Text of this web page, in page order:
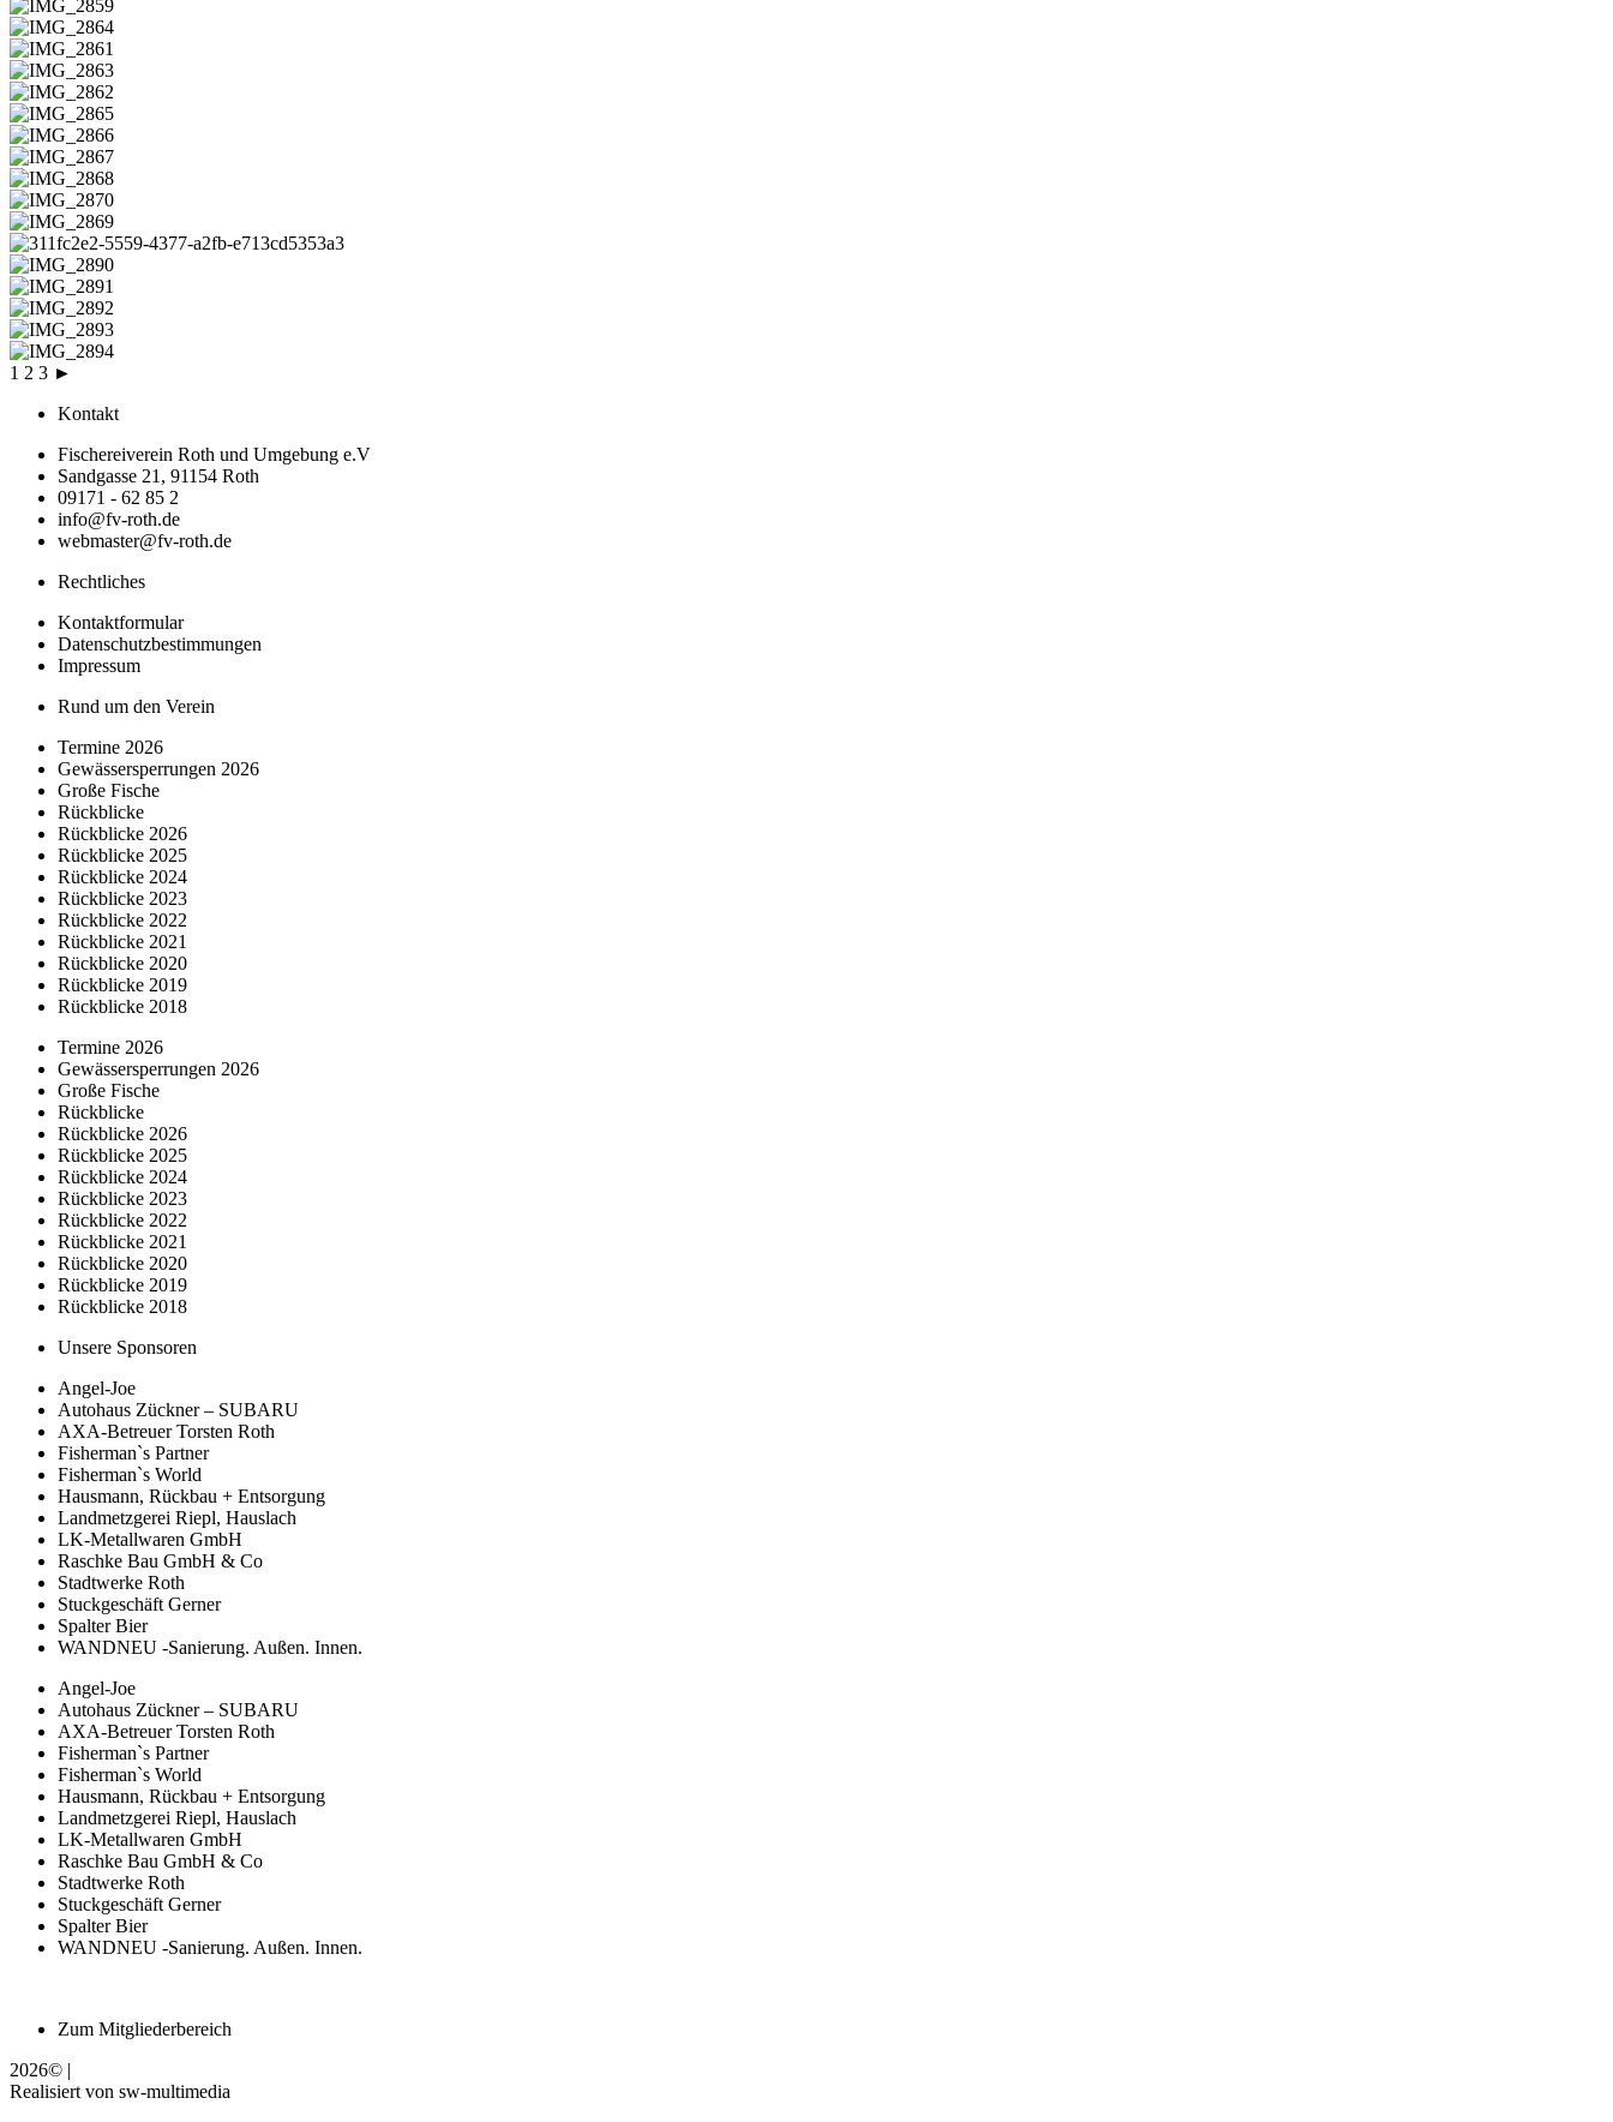
1 2 3 ►
Kontakt
Fischereiverein Roth und Umgebung e.V
Sandgasse 21, 91154 Roth
09171 - 62 85 2
info@fv-roth.de
webmaster@fv-roth.de
Rechtliches
Kontaktformular
Datenschutzbestimmungen
Impressum
Rund um den Verein
Termine 2026
Gewässersperrungen 2026
Große Fische
Rückblicke
Rückblicke 2026
Rückblicke 2025
Rückblicke 2024
Rückblicke 2023
Rückblicke 2022
Rückblicke 2021
Rückblicke 2020
Rückblicke 2019
Rückblicke 2018
Termine 2026
Gewässersperrungen 2026
Große Fische
Rückblicke
Rückblicke 2026
Rückblicke 2025
Rückblicke 2024
Rückblicke 2023
Rückblicke 2022
Rückblicke 2021
Rückblicke 2020
Rückblicke 2019
Rückblicke 2018
Unsere Sponsoren
Angel-Joe
Autohaus Zückner – SUBARU
AXA-Betreuer Torsten Roth
Fisherman`s Partner
Fisherman`s World
Hausmann, Rückbau + Entsorgung
Landmetzgerei Riepl, Hauslach
LK-Metallwaren GmbH
Raschke Bau GmbH & Co
Stadtwerke Roth
Stuckgeschäft Gerner
Spalter Bier
WANDNEU -Sanierung. Außen. Innen.
Angel-Joe
Autohaus Zückner – SUBARU
AXA-Betreuer Torsten Roth
Fisherman`s Partner
Fisherman`s World
Hausmann, Rückbau + Entsorgung
Landmetzgerei Riepl, Hauslach
LK-Metallwaren GmbH
Raschke Bau GmbH & Co
Stadtwerke Roth
Stuckgeschäft Gerner
Spalter Bier
WANDNEU -Sanierung. Außen. Innen.
Zum Mitgliederbereich
2026© |
Realisiert von sw-multimedia